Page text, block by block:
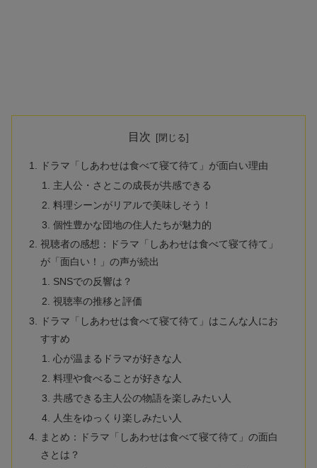
目次
ドラマ「しあわせは食べて寝て待て」が面白い理由
主人公・さとこの成長が共感できる
料理シーンがリアルで美味しそう！
個性豊かな団地の住人たちが魅力的
視聴者の感想：ドラマ「しあわせは食べて寝て待て」
が「面白い！」の声が続出
SNSでの反響は？
視聴率の推移と評価
ドラマ「しあわせは食べて寝て待て」はこんな人にお
すすめ
心が温まるドラマが好きな人
料理や食べることが好きな人
共感できる主人公の物語を楽しみたい人
人生をゆっくり楽しみたい人
まとめ：ドラマ「しあわせは食べて寝て待て」の面白
さとは？